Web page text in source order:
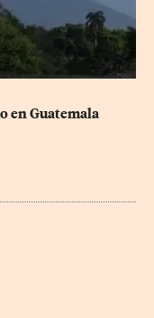
en Guatemala